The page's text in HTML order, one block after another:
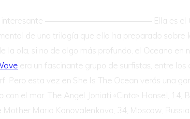
interesante ————————————— Ella es el
de una trilogía que ella ha preparado sobre
ola, si no de algo más profundo, el Oceano en
era un fascinante grupo de surfistas, entre
esta vez en She Is The Ocean verás una
el mar. The Angel Joniati «Cinta» Hansel, 14,
Maria Konovalenkova, 34, Moscow,